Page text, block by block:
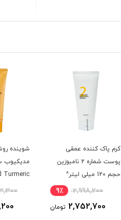
کرم پاک کننده عمقی
پوست شماره 2 نامبوزین
حجم 120 میلی لیتر^
2,998,200 9٪
2,752,700 تومان
شوینده